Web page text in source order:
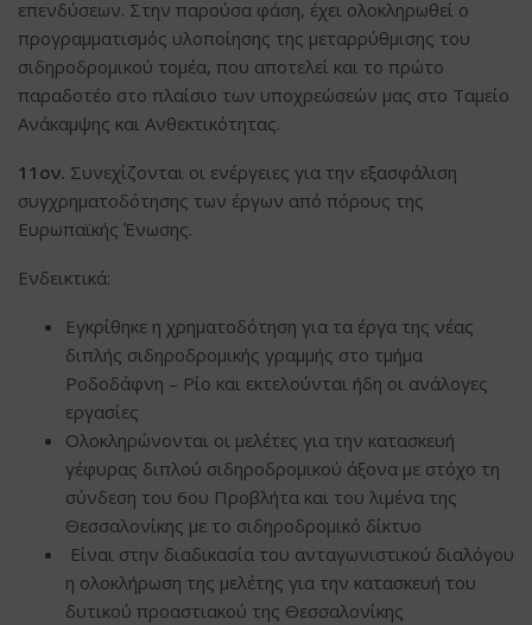
επενδύσεων. Στην παρούσα φάση, έχει ολοκληρωθεί ο
προγραμματισμός υλοποίησης της μεταρρύθμισης του
σιδηροδρομικού τομέα, που αποτελεί και το πρώτο
παραδοτέο στο πλαίσιο των υποχρεώσεών μας στο Ταμείο
Ανάκαμψης και Ανθεκτικότητας.
11ον. Συνεχίζονται οι ενέργειες για την εξασφάλιση
συγχρηματοδότησης των έργων από πόρους της
Ευρωπαϊκής Ένωσης.
Ενδεικτικά:
Εγκρίθηκε η χρηματοδότηση για τα έργα της νέας
διπλής σιδηροδρομικής γραμμής στο τμήμα
Ροδοδάφνη – Ρίο και εκτελούνται ήδη οι ανάλογες
εργασίες
Ολοκληρώνονται οι μελέτες για την κατασκευή
γέφυρας διπλού σιδηροδρομικού άξονα με στόχο τη
σύνδεση του 6ου Προβλήτα και του λιμένα της
Θεσσαλονίκης με το σιδηροδρομικό δίκτυο
Είναι στην διαδικασία του ανταγωνιστικού διαλόγου
η ολοκλήρωση της μελέτης για την κατασκευή του
δυτικού προαστιακού της Θεσσαλονίκης